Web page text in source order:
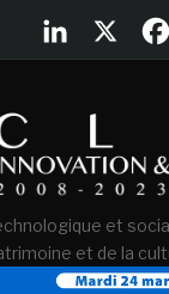
et
et de la